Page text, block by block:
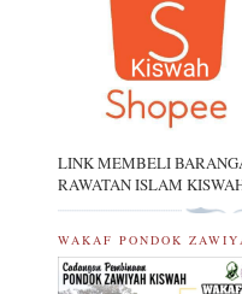
LINK MEMBELI
RAWATAN ISLAM
WAKAF PONDOK